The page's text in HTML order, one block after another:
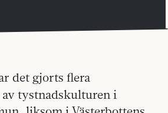
det gjorts flera
tystnadskulturen i